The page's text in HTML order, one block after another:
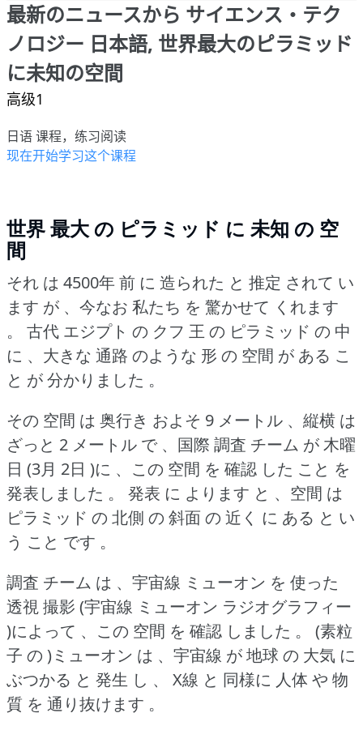
最新のニュースから サイエンス・テク
ノロジー 日本語, 世界最大のピラミッド
に未知の空間
高级1
日语 课程，练习阅读
现在开始学习这个课程
世界 最大 の ピラミッド に 未知 の 空
間
それ は 4500年 前 に 造られた と 推定 されて い
ます が 、今なお 私たち を 驚かせて くれます
。
古代 エジプト の クフ 王 の ピラミッド の 中
に 、大きな 通路 のような 形 の 空間 が ある こ
と が 分かりました 。
その 空間 は 奥行き およそ 9 メートル 、縦横 は
ざっと 2 メートル で 、国際 調査 チーム が 木曜
日 (3月 2日 )に 、この 空間 を 確認 した こと を
発表しました 。
発表 に よります と 、空間 は
ピラミッド の 北側 の 斜面 の 近く に ある と い
う こと です 。
調査 チーム は 、宇宙線 ミューオン を 使った
透視 撮影 (宇宙線 ミューオン ラジオグラフィー
)によって 、この 空間 を 確認 しました 。
(素粒
子 の )ミューオン は 、宇宙線 が 地球 の 大気 に
ぶつかる と 発生 し 、 X線 と 同様に 人体 や 物
質 を 通り抜けます 。